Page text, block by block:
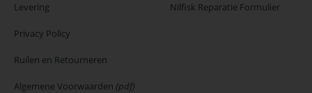
Levering
Privacy Policy
Ruilen en Retourneren
Algemene Voorwaarden (pdf)
Nilfisk Reparatie Formulier